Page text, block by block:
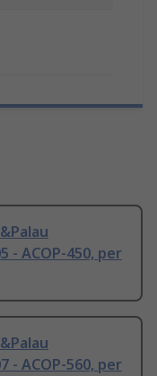
- ACOP-450, per
- ACOP-560, per